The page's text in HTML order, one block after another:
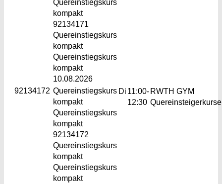
Quereinstiegskurs
kompakt
92134171
Quereinstiegskurs
kompakt
Quereinstiegskurs
kompakt
10.08.2026
92134172 Quereinstiegskurs
kompakt
Quereinstiegskurs
kompakt
92134172
Quereinstiegskurs
kompakt
Quereinstiegskurs
kompakt
Di 11:00-
12:30
RWTH GYM
Quereinsteigerkurse